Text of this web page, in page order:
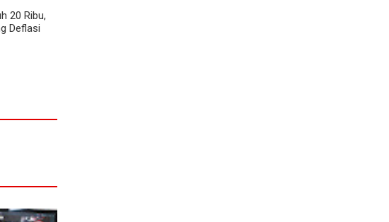
20 Ribu,
Deflasi